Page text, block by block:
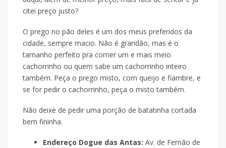
citei preço justo?
O prego no pão deles é um dos meus preferidos da
cidade, sempre macio. Não é grandão, mas é o
tamanho perfeito pra comer um e mais meio
cachorrinho ou quem sabe um cachorrinho inteiro
também. Peça o prego misto, com queijo e fiambre, e
se for pedir o cachorrinho, peça o misto também.
Não deixe de pedir uma porção de batatinha cortada
bem fininha.
Endereço Dogue das Antas: Av. de Fernão de